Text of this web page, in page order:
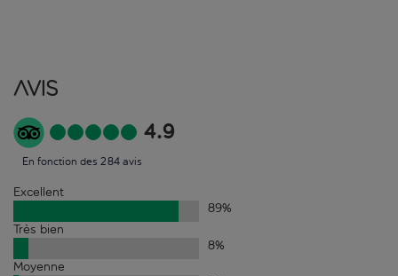
Avis
4.9
En fonction des 284 avis
Excellent
89%
Très bien
8%
Moyenne